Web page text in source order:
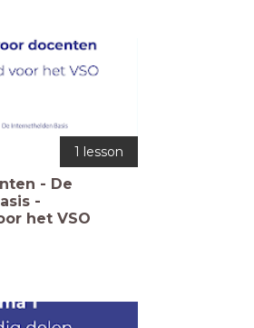
1 lesson
- De
-
het VSO